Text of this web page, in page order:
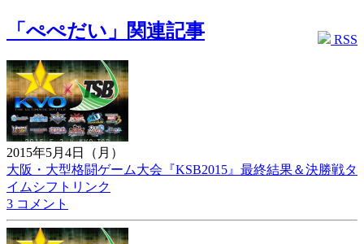
RSS
「ぺぺだい」関連記事
2015年5月4日（月）
大阪・大型格闘ゲーム大会『KSB2015』最終結果＆決勝戦タ
イムシフトリンク
3 コメント